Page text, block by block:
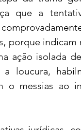
que a
porque indicam
ação isolada
loucura,
o messias ao